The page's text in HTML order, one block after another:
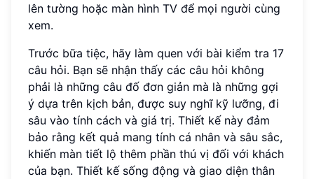
lên tường hoặc màn hình TV để mọi người cùng
xem.
Trước bữa tiệc, hãy làm quen với bài kiểm tra 17
câu hỏi. Bạn sẽ nhận thấy các câu hỏi không
phải là những câu đố đơn giản mà là những gợi
ý dựa trên kịch bản, được suy nghĩ kỹ lưỡng, đi
sâu vào tính cách và giá trị. Thiết kế này đảm
bảo rằng kết quả mang tính cá nhân và sâu sắc,
khiến màn tiết lộ thêm phần thú vị đối với khách
của bạn. Thiết kế sống động và giao diện thân